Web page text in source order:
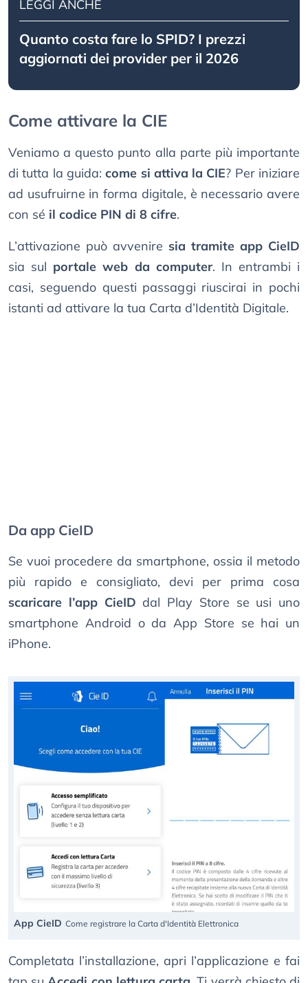
LEGGI ANCHE
Quanto costa fare lo SPID? I prezzi
aggiornati dei provider per il 2026
Come attivare la CIE
Veniamo a questo punto alla parte più importante
di tutta la guida:come si attiva la CIE? Per iniziare
ad usufruirne in forma digitale, è necessario avere
con sé il codice PIN di 8 cifre.
L’attivazione può avvenire sia tramite app CieID
sia sul portale web da computer. In entrambi i
casi, seguendo questi passaggi riuscirai in pochi
istanti ad attivare la tua Carta d’Identità Digitale.
Da app CieID
Se vuoi procedere da smartphone, ossia il metodo
più rapido e consigliato, devi per prima cosa
scaricare l’app CieID dal Play Store se usi uno
smartphone Android o da App Store se hai un
iPhone.
App CieID Come registrare la Carta d'Identità Elettronica
Completata l’installazione, apri l’applicazione e fai